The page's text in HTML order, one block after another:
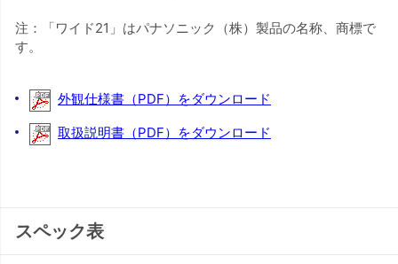
注：「ワイド21」はパナソニック（株）製品の名称、商標で
す。
外観仕様書（PDF）をダウンロード
取扱説明書（PDF）をダウンロード
スペック表